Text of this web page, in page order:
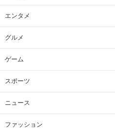
エンタメ
グルメ
ゲーム
スポーツ
ニュース
ファッション